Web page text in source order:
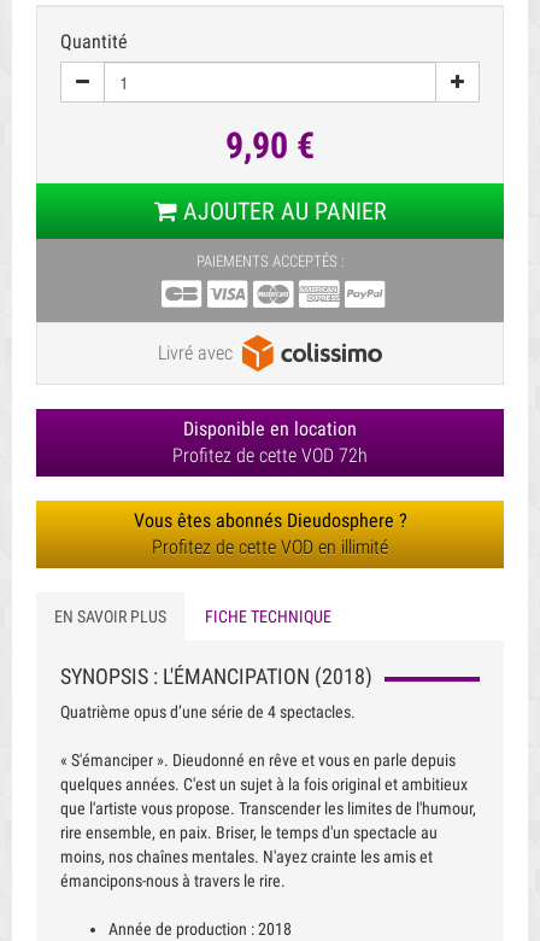
Quantité
9,90 €
AJOUTER AU PANIER
PAIEMENTS ACCEPTÉS :
Livré avec
Disponible en location
Profitez de cette VOD 72h
Vous êtes abonnés Dieudosphere ?
Profitez de cette VOD en illimité
EN SAVOIR PLUS FICHE TECHNIQUE
SYNOPSIS : L'ÉMANCIPATION (2018)
Quatrième opus d’une série de 4 spectacles.
« S'émanciper ». Dieudonné en rêve et vous en parle depuis
quelques années. C'est un sujet à la fois original et ambitieux
que l'artiste vous propose. Transcender les limites de l'humour,
rire ensemble, en paix. Briser, le temps d'un spectacle au
moins, nos chaînes mentales. N'ayez crainte les amis et
émancipons-nous à travers le rire.
Année de production : 2018